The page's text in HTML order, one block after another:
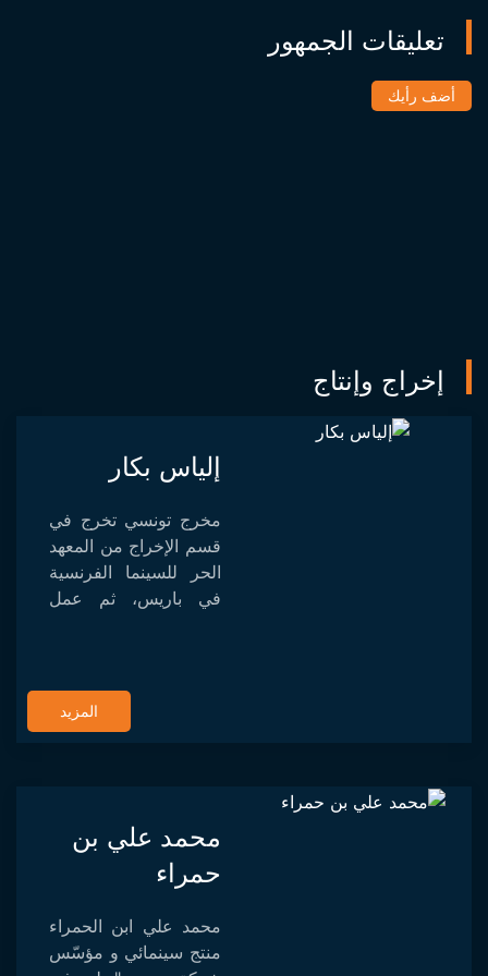
تعليقات الجمهور
أضف رأيك
إخراج وإنتاج
إلياس بكار
مخرج تونسي تخرج في
قسم الإخراج من المعهد
الحر للسينما الفرنسية
في باريس، ثم عمل
إلياس عددا من الأفلام
المزيد
محمد علي بن
حمراء
محمد علي ابن الحمراء
منتج سينمائي و مؤسّس